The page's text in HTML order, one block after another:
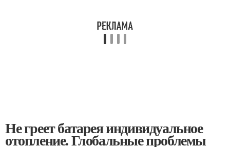
Не греет батарея индивидуальное
отопление. Глобальные проблемы